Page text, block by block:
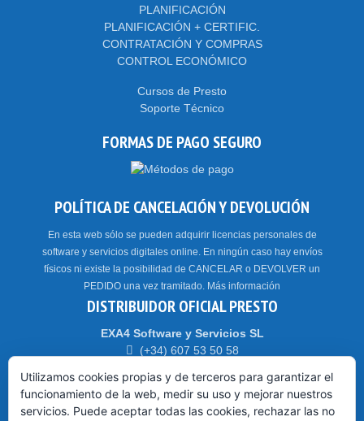
PLANIFICACIÓN
PLANIFICACIÓN + CERTIFIC.
CONTRATACIÓN Y COMPRAS
CONTROL ECONÓMICO
Cursos de Presto
Soporte Técnico
FORMAS DE PAGO SEGURO
POLÍTICA DE CANCELACIÓN Y DEVOLUCIÓN
En esta web sólo se pueden adquirir licencias personales de
software y servicios digitales online. En ningún caso hay envíos
físicos ni existe la posibilidad de CANCELAR o DEVOLVER un
PEDIDO una vez tramitado.
Más información
DISTRIBUIDOR OFICIAL PRESTO
EXA4 Software y Servicios SL
(+34) 607 53 50 58
HORARIO: CET // CEST (Madrid)
Utilizamos cookies propias y de terceros para garantizar el
funcionamiento de la web, medir su uso y mejorar nuestros
servicios. Puede aceptar todas las cookies, rechazar las no